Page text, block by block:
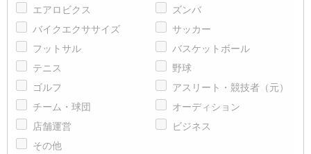
エアロビクス
ズンバ
バイクエクササイズ
サッカー
フットサル
バスケットボール
テニス
野球
ゴルフ
アスリート・競技者（元）
チーム・球団
オーディション
店舗運営
ビジネス
その他